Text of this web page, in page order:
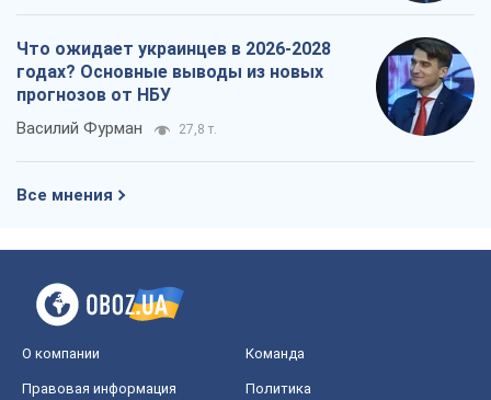
Что ожидает украинцев в 2026-2028
годах? Основные выводы из новых
прогнозов от НБУ
Василий Фурман 27,8 т.
Все мнения
О компании Команда
Правовая информация
Политика